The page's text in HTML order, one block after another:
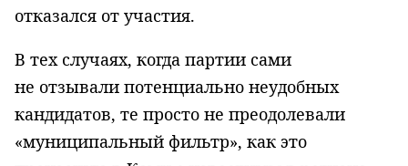
отказался от участия.
В тех случаях, когда партии сами
не отзывали потенциально неудобных
кандидатов, те просто не преодолевали
«муниципальный фильтр», как это